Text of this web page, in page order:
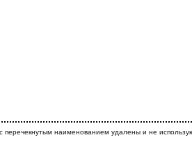
перечекнутым наименованием удалены и не